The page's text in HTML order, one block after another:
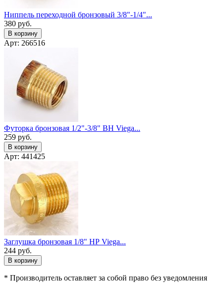
Ниппель переходной бронзовый 3/8"-1/4"...
380 руб.
В корзину
Арт: 266516
Футорка бронзовая 1/2"-3/8" ВН Viega...
259 руб.
В корзину
Арт: 441425
Заглушка бронзовая 1/8" НР Viega...
244 руб.
В корзину
* Производитель оставляет за собой право без уведомления